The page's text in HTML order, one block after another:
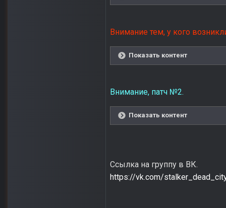
Внимание тем, у кого
Показать контент
Внимание, патч №2.
Показать контент
Ссылка на группу в ВК.
https://vk.com/